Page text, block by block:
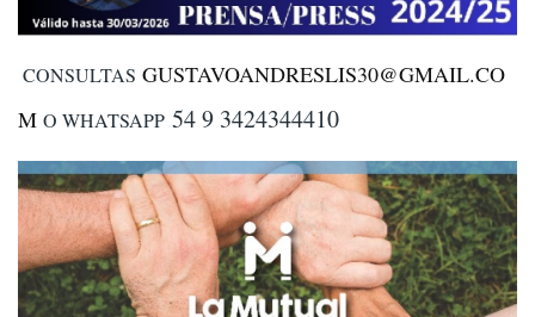
CONSULTAS GUSTAVOANDRESLIS30@GMAIL.CO
M O WHATSAPP 54 9 3424344410